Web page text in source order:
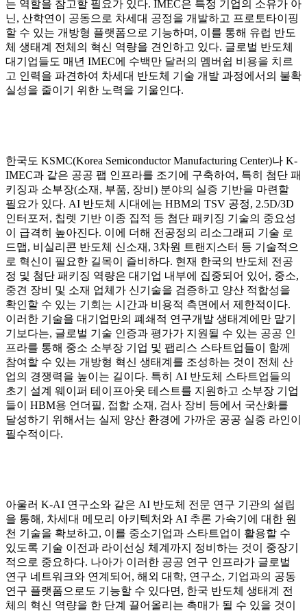
는 역할을 참고할 필요가 있다. IMEC은 특정 기업의 소유가 아
닌, 산학연이 공동으로 차세대 공정을 개발하고 프로토타이핑
할 수 있는 개방형 플랫폼으로 기능하며, 이를 통해 유럽 반도
체 생태계 전체의 혁신 역량을 견인하고 있다. 글로벌 반도체
대기업들도 매년 IMEC에 수백만 달러의 멤버쉽 비용을 치르
고 인력을 파견하여 차세대 반도체 기술 개발 과정에서의 불확
실성을 줄이기 위한 노력을 기울인다.
한국도 KSMC(Korea Semiconductor Manufacturing Center)나 K-
IMEC과 같은 공공 팹 인프라를 조기에 구축하여, 특히 첨단 패
키징과 소부장(소재, 부품, 장비) 분야의 실증 기반을 마련할
필요가 있다. AI 반도체 시대에는 HBM의 TSV 공정, 2.5D/3D
인터포저, 칩렛 기반 이종 집적 등 첨단 패키징 기술의 중요성
이 급격히 높아진다. 이에 더해 전공정의 리소그래피 기술 로
드맵, 비실리콘 반도체 신소재, 3차원 트랜지스터 등 기술적으
로 혁신이 필요한 길목이 즐비하다. 현재 한국의 반도체 전공
정 및 첨단 패키징 역량은 대기업 내부에 집중되어 있어, 중소,
중견 장비 및 소재 업체가 신기술을 검증하고 양산 적합성을
확인할 수 있는 기회는 시간과 비용적 측면에서 제한적이다.
이러한 기술을 대기업만의 폐쇄적 연구개발 생태계에만 맡기
기보다는, 글로벌 기술 인증과 평가가 지원될 수 있는 공공 인
프라를 통해 중소 소부장 기업 및 팹리스 스타트업들이 함께
참여할 수 있는 개방형 혁신 생태계를 조성하는 것이 전체 산
업의 경쟁력을 높이는 길이다. 특히 AI 반도체 스타트업들의
초기 설계 웨이퍼 테이프아웃 테스트를 지원하고 소부장 기업
들이 HBM용 언더필, 접합 소재, 검사 장비 등에서 국산화를
달성하기 위해서는 실제 양산 환경에 가까운 공공 실증 라인이
필수적이다.
아울러 K-AI 연구소와 같은 AI 반도체 전문 연구 기관의 설립
을 통해, 차세대 메모리 아키텍처와 AI 추론 가속기에 대한 원
천 기술을 확보하고, 이를 중소기업과 스타트업이 활용할 수
있도록 기술 이전과 라이선싱 체계까지 정비하는 것이 중장기
적으로 중요하다. 나아가 이러한 공공 연구 인프라가 글로벌
연구 네트워크와 연계되어, 해외 대학, 연구소, 기업과의 공동
연구 플랫폼으로도 기능할 수 있다면, 한국 반도체 생태계 전
체의 혁신 역량을 한 단계 끌어올리는 촉매가 될 수 있을 것이